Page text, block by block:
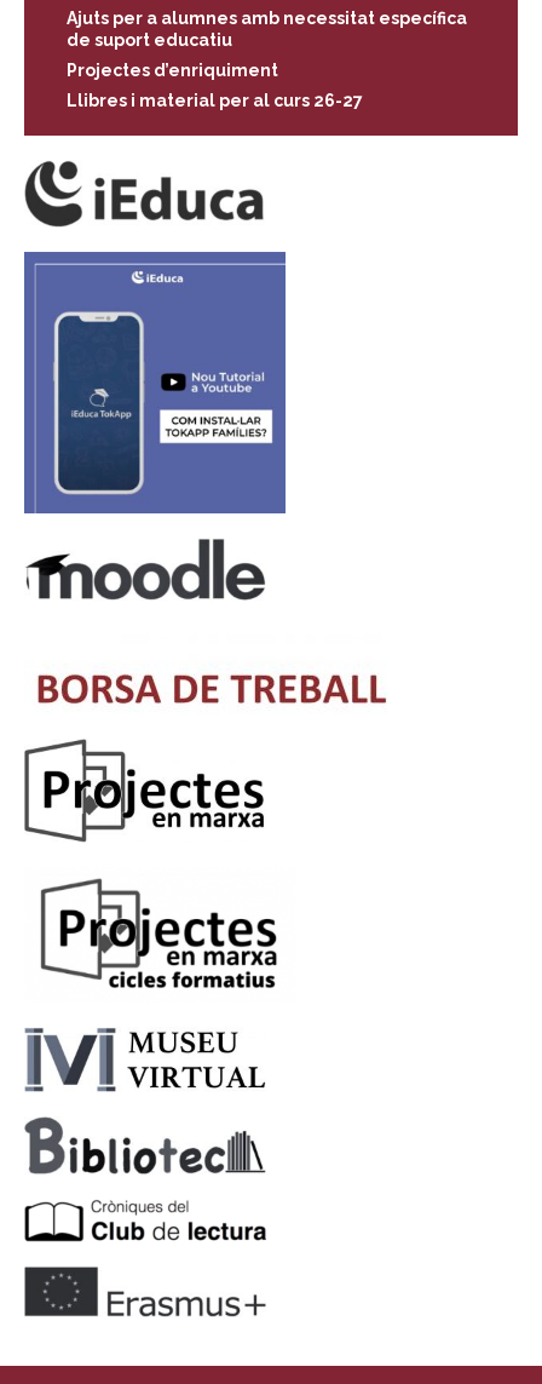
Ajuts per a alumnes amb necessitat específica
de suport educatiu
Projectes d’enriquiment
Llibres i material per al curs 26-27